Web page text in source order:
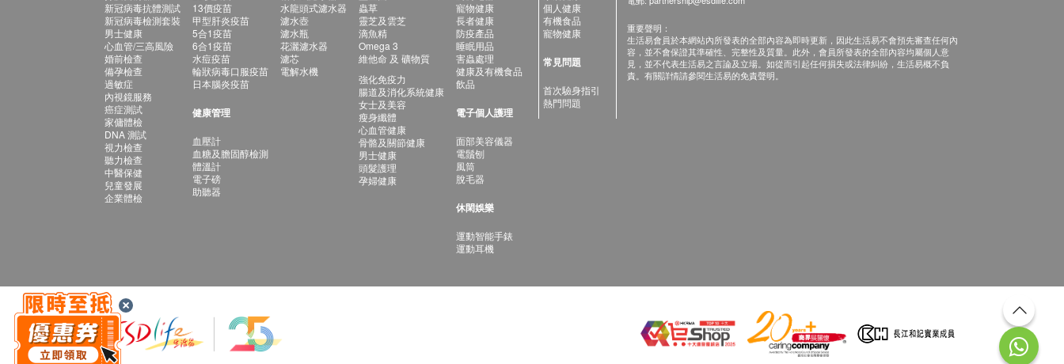
新冠病毒抗體測試
新冠病毒檢測套裝
男士健康
心血管/三高風險
婚前檢查
備孕檢查
過敏症
內視鏡服務
癌症測試
家傭體檢
DNA 測試
視力檢查
聽力檢查
中醫保健
兒童發展
企業體檢
13價疫苗
甲型肝炎疫苗
5合1疫苗
6合1疫苗
水痘疫苗
輪狀病毒口服疫苗
日本腦炎疫苗
健康管理
血壓計
血糖及膽固醇檢測
體溫計
電子磅
助聽器
水龍頭式濾水器
濾水壺
濾水瓶
花灑濾水器
濾芯
電解水機
蟲草
靈芝及雲芝
滴魚精
Omega 3
維他命 及 礦物質
強化免疫力
腸道及消化系統健康
女士及美容
瘦身纖體
心血管健康
骨骼及關節健康
男士健康
頭髮護理
孕婦健康
寵物健康
長者健康
防疫產品
睡眠用品
害蟲處理
健康及有機食品
飲品
電子個人護理
面部美容儀器
電鬚刨
風筒
脫毛器
休閑娛樂
運動智能手錶
運動耳機
個人健康
有機食品
寵物健康
常見問題
首次驗身指引
熱門問題
重要聲明：
生活易會員於本網站內所發表的全部內容為即時更新，因此生活易不會預先審查任何內
容，並不會保證其準確性、完整性及質量。此外，會員所發表的全部內容均屬個人意
見，並不代表生活易之言論及立場。如從而引起任何損失或法律糾紛，生活易概不負
責。有關詳情請參閱生活易的免責聲明。